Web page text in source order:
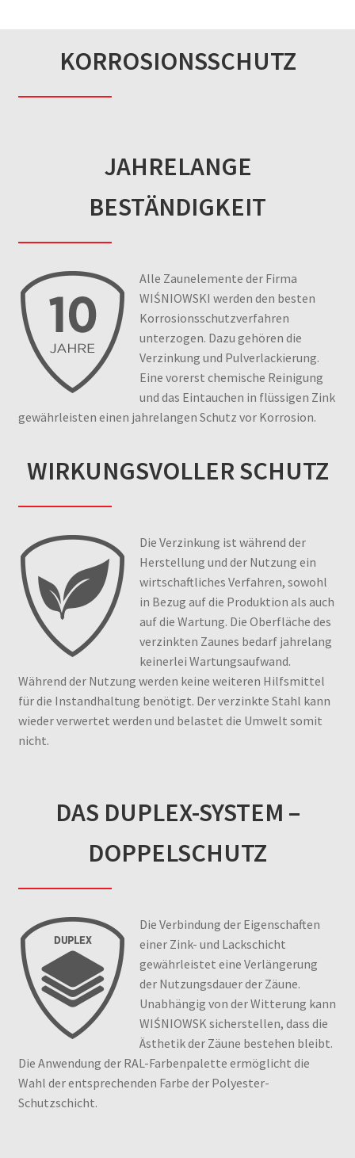
KORROSIONSSCHUTZ
JAHRELANGE
BESTÄNDIGKEIT
Alle Zaunelemente der Firma
WIŚNIOWSKI werden den besten
Korrosionsschutzverfahren
unterzogen. Dazu gehören die
Verzinkung und Pulverlackierung.
Eine vorerst chemische Reinigung
und das Eintauchen in flüssigen Zink
gewährleisten einen jahrelangen Schutz vor Korrosion.
WIRKUNGSVOLLER SCHUTZ
Die Verzinkung ist während der
Herstellung und der Nutzung ein
wirtschaftliches Verfahren, sowohl
in Bezug auf die Produktion als auch
auf die Wartung. Die Oberfläche des
verzinkten Zaunes bedarf jahrelang
keinerlei Wartungsaufwand.
Während der Nutzung werden keine weiteren Hilfsmittel
für die Instandhaltung benötigt. Der verzinkte Stahl kann
wieder verwertet werden und belastet die Umwelt somit
nicht.
DAS DUPLEX-SYSTEM –
DOPPELSCHUTZ
Die Verbindung der Eigenschaften
einer Zink- und Lackschicht
gewährleistet eine Verlängerung
der Nutzungsdauer der Zäune.
Unabhängig von der Witterung kann
WIŚNIOWSK sicherstellen, dass die
Ästhetik der Zäune bestehen bleibt.
Die Anwendung der RAL-Farbenpalette ermöglicht die
Wahl der entsprechenden Farbe der Polyester-
Schutzschicht.